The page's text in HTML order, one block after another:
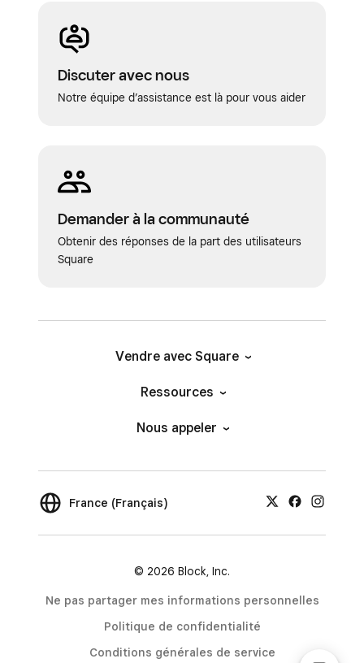
Discuter avec nous
Notre équipe d’assistance est là pour vous aider
Demander à la communauté
Obtenir des réponses de la part des utilisateurs
Square
Vendre avec Square
Ressources
Nous appeler
France (Français)
© 2026 Block, Inc.
Ne pas partager mes informations personnelles
Politique de confidentialité
Conditions générales de service